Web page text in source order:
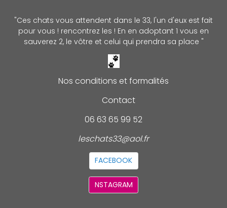
"Ces chats vous attendent dans le 33, l'un d'eux est fait
pour vous ! rencontrez les ! En en adoptant 1 vous en
sauverez 2, le vôtre et celui qui prendra sa place "
Nos conditions et formalités
Contact
06 63 65 99 52
leschats33@aol.fr
FACEBOOK
NSTAGRAM